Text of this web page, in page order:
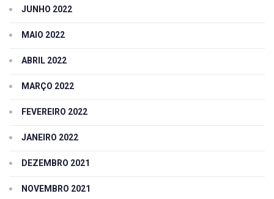
JUNHO 2022
MAIO 2022
ABRIL 2022
MARÇO 2022
FEVEREIRO 2022
JANEIRO 2022
DEZEMBRO 2021
NOVEMBRO 2021